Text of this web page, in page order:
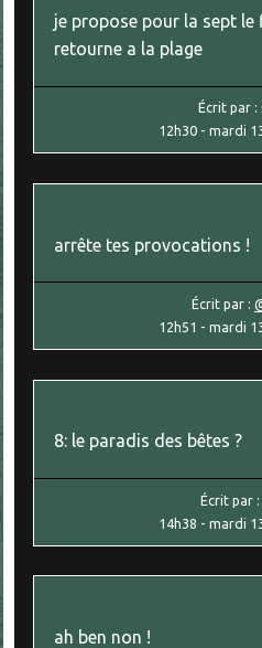
je propose pour la sept
retourne a la plage
Écrit par :
12h30- mardi
arrête tes provocations !
Écrit par :
12h51 - mardi
8: le paradis des bêtes ?
Écrit par
14h38 - mardi
ah ben non !